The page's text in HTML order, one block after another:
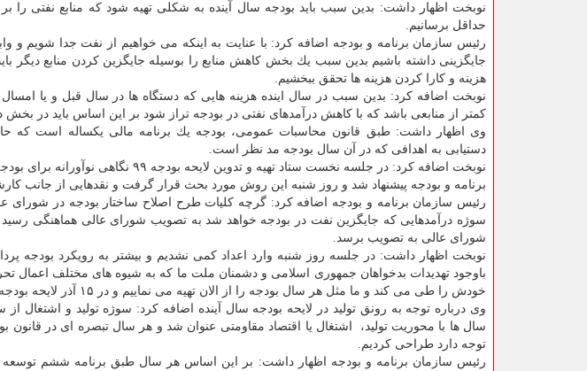
نوبخت اظهار داشت: بدین سبب باید بودجه سال آینده به شكلی تهیه شود كه منابع نفتی را
حداقل برسانیم.
رئیس سازمان برنامه و بودجه اضافه كرد: با عنایت به اینكه می خواهیم از نفت جدا شویم و
جایگزینی داشته باشیم بدین سبب یك بخش كاهش منابع را بوسیله جایگزین كردن منابع دیگر
هزینه و كارا كردن هزینه ها تحقق ببخشیم.
نوبخت اضافه كرد: بدین سبب در سال اینده هزینه هایی كه دستگاه ها در سال قبل و یا امسال
كمتر از منابعی باشد كه با كاهش درآمدهای نفتی در بودجه تراز شود بر این اساس باید در بخش
وی اظهار داشت: طبق قانون محاسبات عمومی، بودجه یك برنامه مالی یكساله است كه
دستیابی به اهدافی كه در آن سال بودجه مد نظر است.
نوبخت اضافه كرد: در جلسه نخست ستاد تهیه و
برنامه و بودجه پیشنهاد شد و روز شنبه این روش مورد بحث قرار گرفت و نقدهایی از جانب
رئیس سازمان برنامه و بودجه اضافه كرد: گرچه كلیات طرح اصلاح ساختار بودجه در
سوژه درآمدهایی كه جایگزین نفت در بودجه خواهد شد به تصویب شورای عالی هماهنگی رسید
شورای عالی به تصویب برسد.
نوبخت اظهار داشت: در جلسه روز شنبه وارد اعداد كمی نشدیم و بیشتر به رویكرد بودجه
باوجود تهدیدات بدخواهان جمهوری اسلامی و دشمنان ملت ما كه به شیوه های مختلف اعمال
خودش را طی می كند و ما مثل هر سال بودجه را از الان تهیه می نماییم و در ۱۵ آذر لایحه بودجه را به مجلس تقدیم خواهیم كرد.
توجه دارد طراحی كردیم.